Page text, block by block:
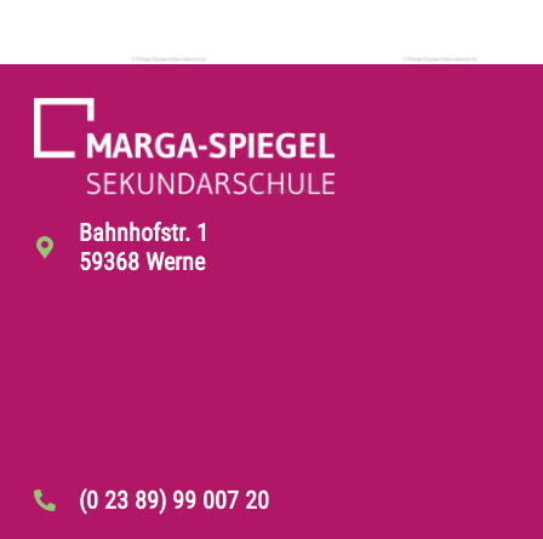
Bahnhofstr. 1
59368 Werne
(0 23 89) 99 007 20